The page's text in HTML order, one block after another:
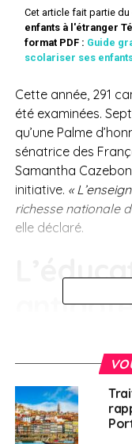
Cet article fait partie
enfants à l'étranger
format PDF : Guide
scolariser ses
Cette année, 291
été examinées.
qu’une Palme
sénatrice des
Samantha
initiative. «
richesse nationale
elle déclaré.
Les discours
humaniste du
dans un contexte
tensions. Le